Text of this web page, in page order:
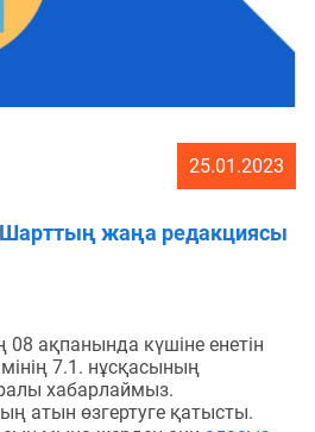
25.01.2023
жаңа редакциясы
ақпанында күшіне енетін
7.1. нұсқасының
хабарлаймыз.
атын өзгертуге қатысты.